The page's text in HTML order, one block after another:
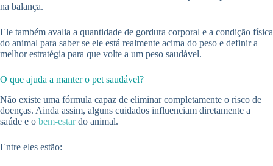
na balança.
Ele também avalia a quantidade de gordura corporal e a condição física
do animal para saber se ele está realmente acima do peso e definir a
melhor estratégia para que volte a um peso saudável.
O que ajuda a manter o pet saudável?
Não existe uma fórmula capaz de eliminar completamente o risco de
doenças. Ainda assim, alguns cuidados influenciam diretamente a
saúde e o bem-estardo animal.
Entre eles estão: